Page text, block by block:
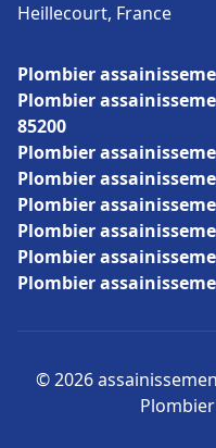
Heillecourt, France
Plombier
Plombier
85200
Plombier
Plombier
Plombier
Plombier
Plombier
Plombier
© 2026